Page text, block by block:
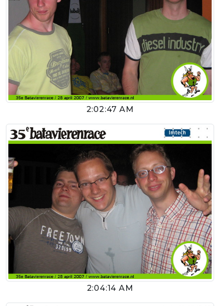
2:02:47 AM
2:04:14 AM